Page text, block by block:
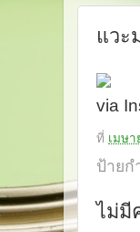
แวะ
via
ที่ เมษ
ป้ายก
ไม่มี